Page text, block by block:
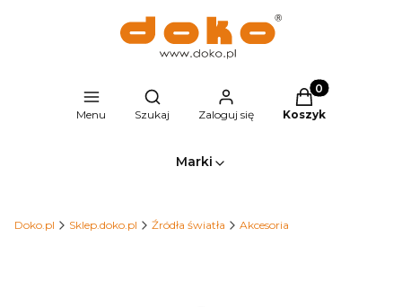
Menu
Otwórz wyszukiwarkę
Szukaj Zaloguj się
Produkty w
Koszyk
Marki
Doko.pl Sklep.doko.pl Źródła światła Akcesoria